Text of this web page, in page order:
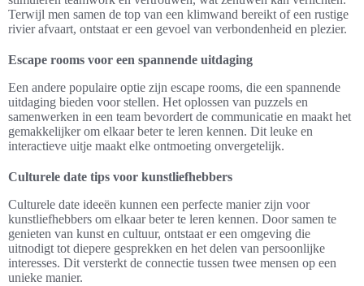
Terwijl men samen de top van een klimwand bereikt of een rustige
rivier afvaart, ontstaat er een gevoel van verbondenheid en plezier.
Escape rooms voor een spannende uitdaging
Een andere populaire optie zijn escape rooms, die een spannende
uitdaging bieden voor stellen. Het oplossen van puzzels en
samenwerken in een team bevordert de communicatie en maakt het
gemakkelijker om elkaar beter te leren kennen. Dit leuke en
interactieve uitje maakt elke ontmoeting onvergetelijk.
Culturele date tips voor kunstliefhebbers
Culturele date ideeën kunnen een perfecte manier zijn voor
kunstliefhebbers om elkaar beter te leren kennen. Door samen te
genieten van kunst en cultuur, ontstaat er een omgeving die
uitnodigt tot diepere gesprekken en het delen van persoonlijke
interesses. Dit versterkt de connectie tussen twee mensen op een
unieke manier.